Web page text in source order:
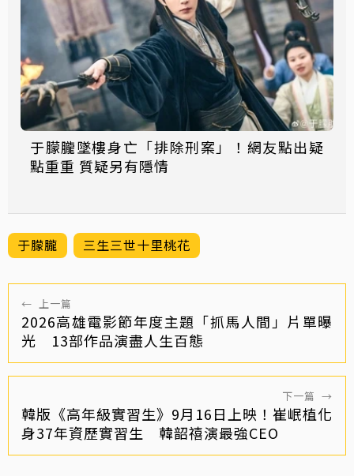
于朦朧墜樓身亡「排除刑案」！網友點出疑
點重重 質疑另有隱情
于朦朧 三生三世十里桃花
← 上一篇
2026高雄電影節年度主題「抓馬人間」片單曝
光 13部作品演盡人生百態
下一篇 →
韓版《高年級實習生》9月16日上映！崔岷植化
身37年資歷實習生 韓韶禧演最強CEO